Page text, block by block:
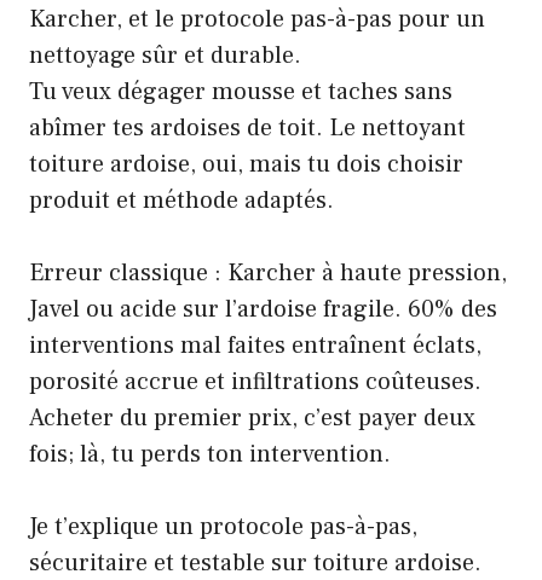
Karcher, et le protocole pas-à-pas pour un
nettoyage sûr et durable.
Tu veux dégager mousse et taches sans
abîmer tes ardoises de toit. Le nettoyant
toiture ardoise, oui, mais tu dois choisir
produit et méthode adaptés.
Erreur classique : Karcher à haute pression,
Javel ou acide sur l’ardoise fragile. 60% des
interventions mal faites entraînent éclats,
porosité accrue et infiltrations coûteuses.
Acheter du premier prix, c’est payer deux
fois; là, tu perds ton intervention.
Je t’explique un protocole pas-à-pas,
sécuritaire et testable sur toiture ardoise.